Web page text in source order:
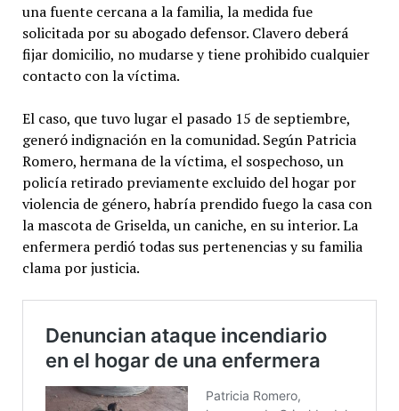
una fuente cercana a la familia, la medida fue
solicitada por su abogado defensor. Clavero deberá
fijar domicilio, no mudarse y tiene prohibido cualquier
contacto con la víctima.
El caso, que tuvo lugar el pasado 15 de septiembre,
generó indignación en la comunidad. Según Patricia
Romero, hermana de la víctima, el sospechoso, un
policía retirado previamente excluido del hogar por
violencia de género, habría prendido fuego la casa con
la mascota de Griselda, un caniche, en su interior. La
enfermera perdió todas sus pertenencias y su familia
clama por justicia.